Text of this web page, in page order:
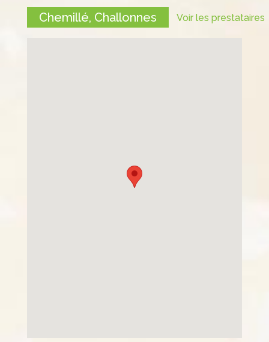
o
o
n
Chemillé, Challonnes Voir les prestataires